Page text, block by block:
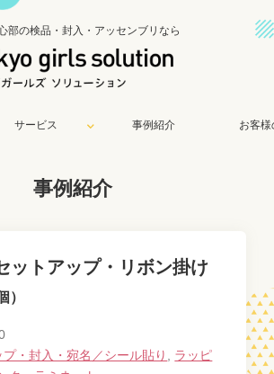
部の検品・封入・アッセンブリなら
サービス 事例紹介 お客様
事例紹介
ットアップ・リボン掛け
）
・封入・宛名／シール貼り
ラッピ